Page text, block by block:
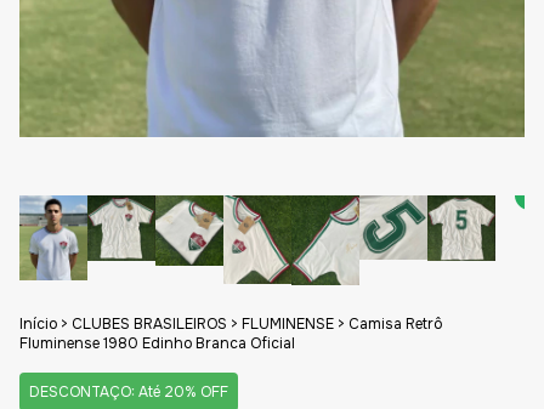
Início > CLUBES BRASILEIROS > FLUMINENSE > Camisa Retrô
Fluminense 1980 Edinho Branca Oficial
DESCONTAÇO: Até 20% OFF